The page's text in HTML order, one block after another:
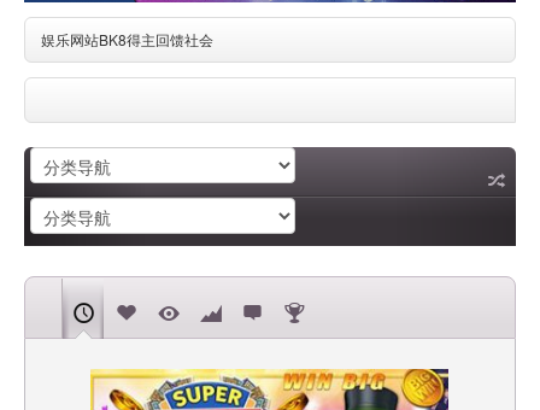
娱乐网站BK8得主回馈社会
特里火花隐形亿万富豪BK8有利可图的交易传闻